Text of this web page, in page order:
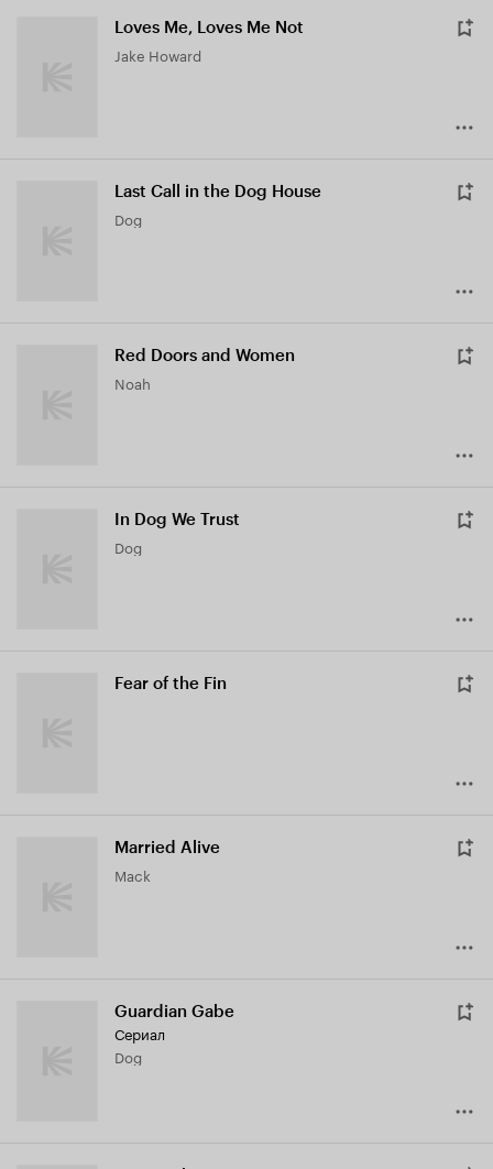
Loves Me, Loves Me Not
Jake Howard
Last Call in the Dog House
Dog
Red Doors and Women
Noah
In Dog We Trust
Dog
Fear of the Fin
Married Alive
Mack
Guardian Gabe
Сериал
Dog